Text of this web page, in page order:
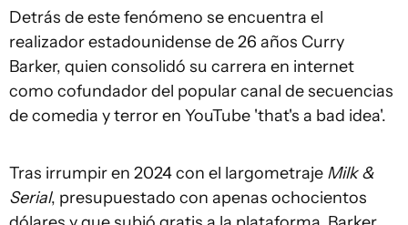
Detrás de este fenómeno se encuentra el
realizador estadounidense de 26 años Curry
Barker, quien consolidó su carrera en internet
como cofundador del popular canal de secuencias
de comedia y terror en YouTube 'that's a bad idea'.
Tras irrumpir en 2024 con el largometraje Milk &
Serial, presupuestado con apenas ochocientos